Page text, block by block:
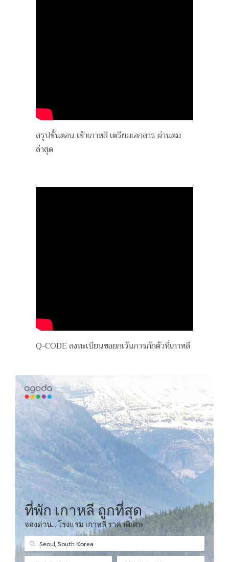
สรุปขั้นตอน เข้าเกาหลี เตรียมเอกสาร ผ่านตม
ล่าสุด
Q-CODE ลงทะเบียนขอยกเว้นการกักตัวที่เกาหลี